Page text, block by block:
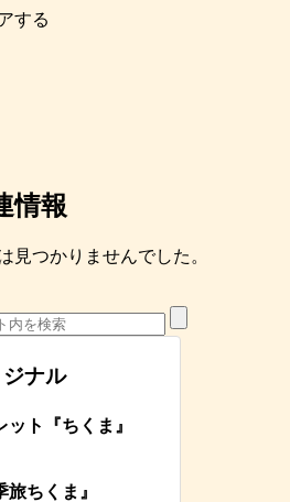
する
情報
見つかりませんでした。
ナル
ット 『ちくま 』
ちくま』